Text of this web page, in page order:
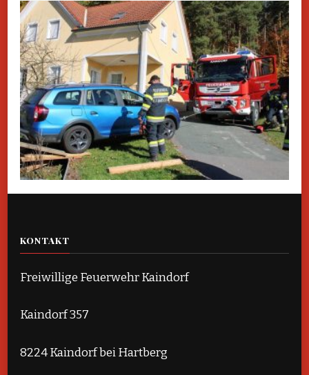
KONTAKT
Freiwillige Feuerwehr Kaindorf
Kaindorf 357
8224 Kaindorf bei Hartberg